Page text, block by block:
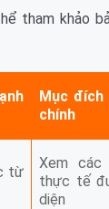
tham khảo
Mục đích
chính
từ
Xem
thực tế
diện